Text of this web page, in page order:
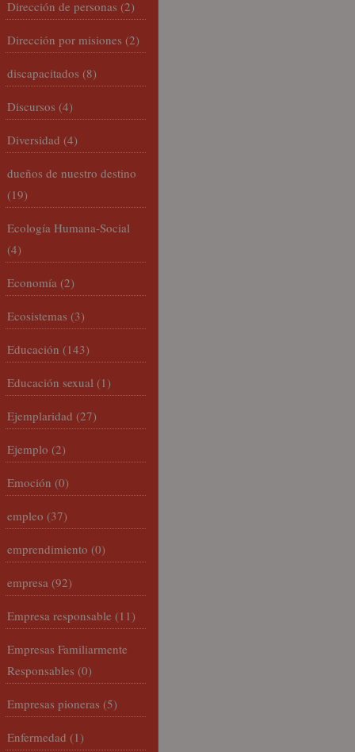
Dirección de personas (2)
Dirección por misiones (2)
discapacitados (8)
Discursos (4)
Diversidad (4)
dueños de nuestro destino
(19)
Ecología Humana-Social
(4)
Economía (2)
Ecosistemas (3)
Educación (143)
Educación sexual (1)
Ejemplaridad (27)
Ejemplo (2)
Emoción (0)
empleo (37)
emprendimiento (0)
empresa (92)
Empresa responsable (11)
Empresas Familiarmente
Responsables (0)
Empresas pioneras (5)
Enfermedad (1)